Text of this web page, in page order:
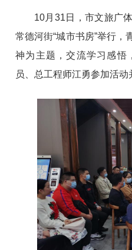
10月31日，市文旅广
常德河街“城市书房”举行
神为主题，交流学习感悟
员、总工程师江勇参加活动